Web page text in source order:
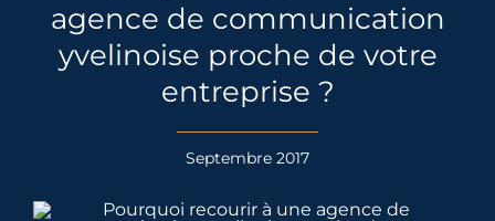
agence de communication
yvelinoise proche de votre
entreprise ?
Septembre 2017